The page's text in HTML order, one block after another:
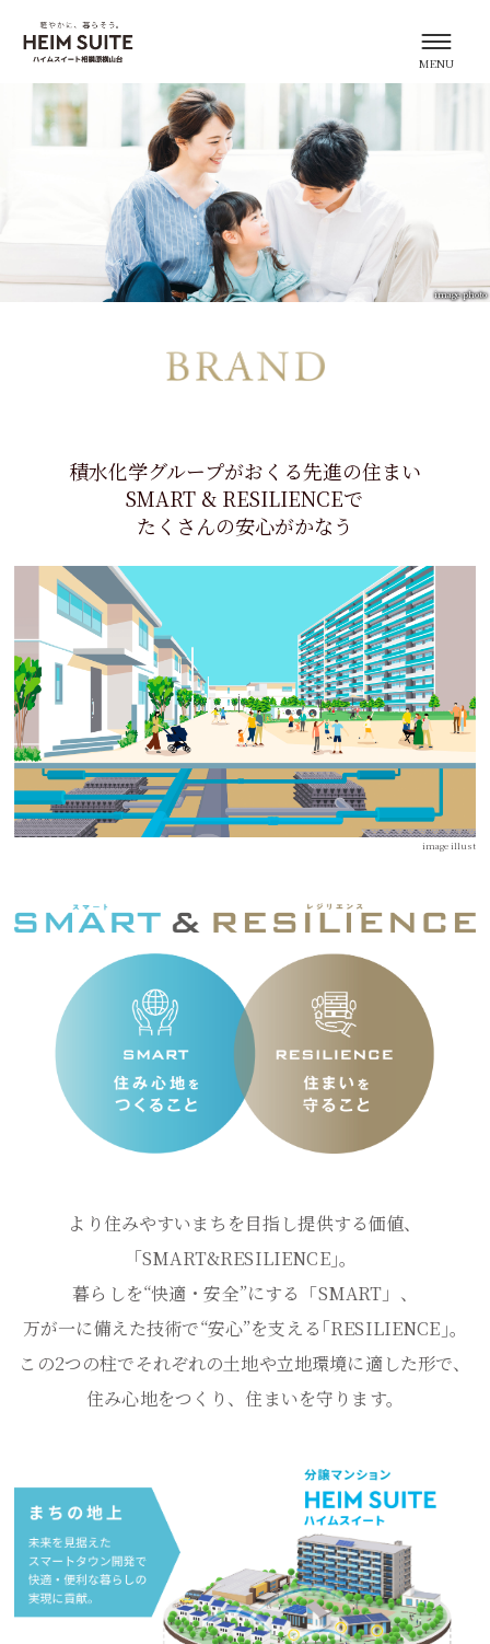
image photo
積水化学グループがおくる先進の住まい
SMART & RESILIENCEで
たくさんの安心がかなう
image illust
より住みやすいまちを目指し提供する価値、
｢SMART&RESILIENCE｣。
暮らしを“快適・安全”にする「SMART」、
万が一に備えた技術で“安心”を支える ｢RESILIENCE｣。
この2つの柱でそれぞれの土地や立地環境に適した形で、
住み心地をつくり、 住まいを守ります。